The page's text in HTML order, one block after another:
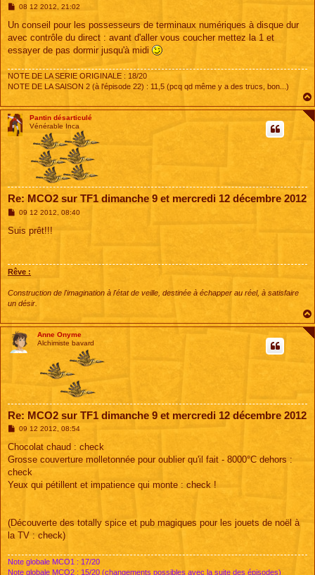
M
s
a
g
08 12 2012, 21:02
Un conseil pour les possesseurs de terminaux numériques à disque dur
avec contrôle du direct : avant d'aller vous coucher mettez la 1 et
essayer de pas dormir jusqu'à midi
NOTE DE LA SERIE ORIGINALE : 18/20
NOTE DE LA SAISON 2 (à l'épisode 22) : 11,5 (pcq qd même y a des trucs, bon...)
Pantin désarticulé
Vénérable Inca
Re: MCO2 sur TF1 dimanche 9 et mercredi 12 décembre 2012
M
s
09 12 2012, 08:40
Suis prêt!!!
Rêve :
Construction de l'imagination à l'état de veille, destinée à échapper au réel, à satisfaire
un désir.
Anne Onyme
Alchimiste bavard
Re: MCO2 sur TF1 dimanche 9 et mercredi 12 décembre 2012
M
s
a
g
09 12 2012, 08:54
Chocolat chaud : check
Grosse couverture molletonnée pour oublier qu'il fait - 8000°C dehors :
check
Yeux qui pétillent et impatience qui monte : check !
(Découverte des totally spice et pub magiques pour les jouets de noël à
la TV : check)
Note globale MCO1 : 17/20
Note globale MCO2 : 15/20 (changements possibles avec la suite des épisodes)